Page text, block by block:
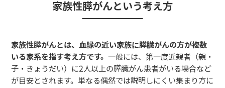
家族性膵がんという考え方
家族性膵がんとは、血縁の近い家族に膵臓がんの方が複数
いる家系を指す考え方です。一般には、第一度近親者（親・
子・きょうだい）に2人以上の膵臓がん患者がいる場合など
が目安とされます。単なる偶然では説明しにくい集まり方に